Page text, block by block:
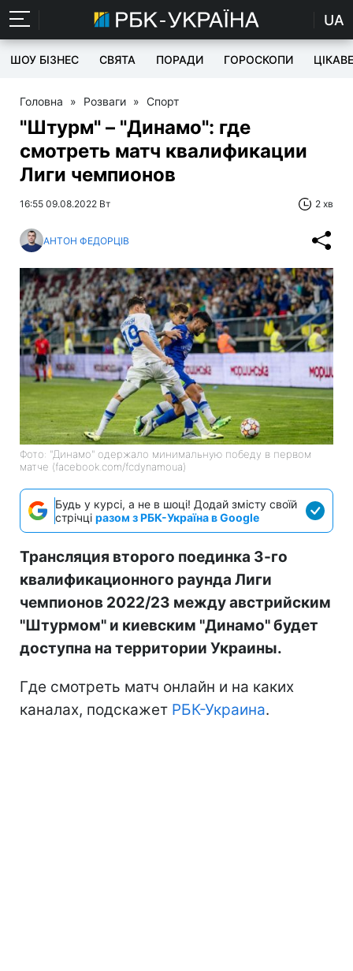
UA
ШОУ БІЗНЕС СВЯТА ПОРАДИ ГОРОСКОПИ ЦІКАВЕ
Головна » Розваги » Спорт
"Штурм" – "Динамо": где
смотреть матч квалификации
Лиги чемпионов
16:55 09.08.2022 Вт 2 хв
АНТОН ФЕДОРЦІВ
Фото: "Динамо" одержало минимальную победу в первом
матче (facebook.com/fcdynamoua)
Будь у курсі, а не в шоці! Додай змісту своїй
стрічці разом з РБК-Україна в Google
Трансляция второго поединка 3-го
квалификационного раунда Лиги
чемпионов 2022/23 между австрийским
"Штурмом" и киевским "Динамо" будет
доступна на территории Украины.
Где смотреть матч онлайн и на каких
каналах, подскажет РБК-Украина.